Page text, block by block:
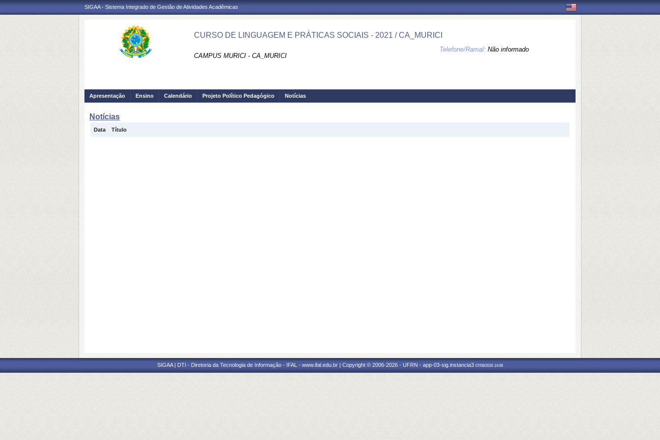
SIGAA - Sistema Integrado de Gestão de Atividades Acadêmicas
CURSO DE LINGUAGEM E PRÁTICAS SOCIAIS - 2021 / CA_MURICI
CAMPUS MURICI - CA_MURICI
Telefone/Ramal: Não informado
Apresentação Ensino Calendário Projeto Político Pedagógico Notícias
Notícias
Data Título
SIGAA | DTI - Diretoria da Tecnologia de Informação - IFAL - www.ifal.edu.br | Copyright © 2006-2026 - UFRN - app-03-sig.instancia3 07/08/2026 14:08